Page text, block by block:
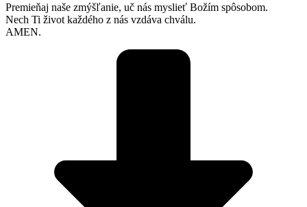
Premieňaj naše zmýšľanie, uč nás myslieť Božím spôsobom.
Nech Ti život každého z nás vzdáva chválu.
AMEN.